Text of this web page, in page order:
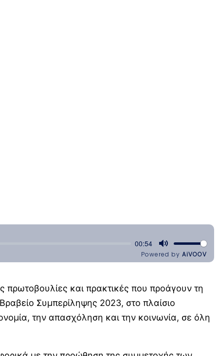
πρωτοβουλίες και πρακτικές που προάγουν τη
Συμπερίληψης 2023, στο πλαίσιο
την απασχόληση και την κοινωνία, σε όλη